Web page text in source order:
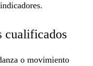
cualificados
o movimiento